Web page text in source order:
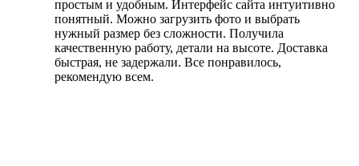
простым и удобным. Интерфейс сайта интуитивно
понятный. Можно загрузить фото и выбрать
нужный размер без сложности. Получила
качественную работу, детали на высоте. Доставка
быстрая, не задержали. Все понравилось,
рекомендую всем.